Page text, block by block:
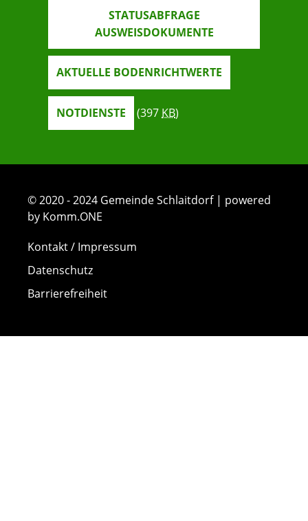
STATUSABFRAGE
AUSWEISDOKUMENTE
AKTUELLE BODENRICHTWERTE
NOTDIENSTE (397 KB)
© 2020 - 2024 Gemeinde Schlaitdorf | powered
by Komm.ONE
Kontakt / Impressum
Datenschutz
Barrierefreiheit